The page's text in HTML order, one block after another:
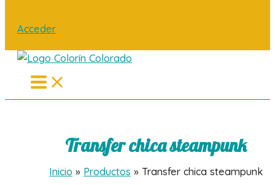
Acceder
Main
Menu
Transfer chica steampunk
Inicio Productos Transfer chica steampunk